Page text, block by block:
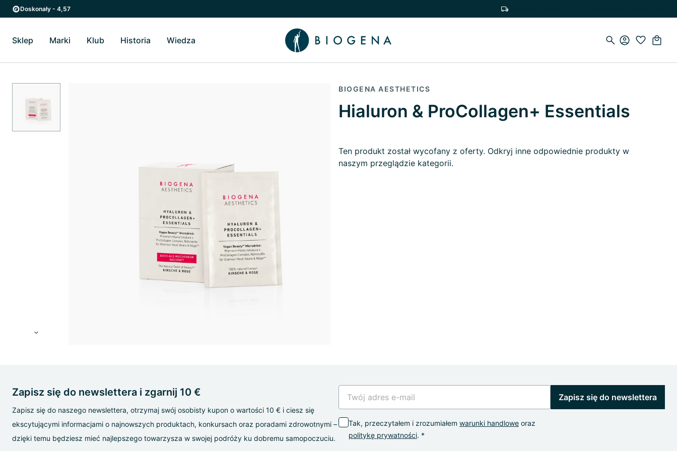
Przejdź do strony głównej
Przejdź do głównego menu
Doskonały - 4,57
Sklep Przełącz Sklep podmenu
Marki Przełącz Marki podmenu
Klub Historia Przełącz Historia podmenu
Wiedza
BIOGENA AESTHETICS
Hialuron & ProCollagen+ Essentials
Ten produkt został wycofany z oferty. Odkryj inne odpowiednie produkty w
naszym przeglądzie kategorii.
Zapisz się do newslettera i zgarnij 10 €
Zapisz się do naszego newslettera, otrzymaj swój osobisty kupon o wartości 10 € i ciesz się
ekscytującymi informacjami o najnowszych produktach, konkursach oraz poradami zdrowotnymi –
dzięki temu będziesz mieć najlepszego towarzysza w swojej podróży ku dobremu samopoczuciu.
Tak, przeczytałem i zrozumiałem warunki handlowe oraz
politykę prywatności. *
Zapisz się do newslettera